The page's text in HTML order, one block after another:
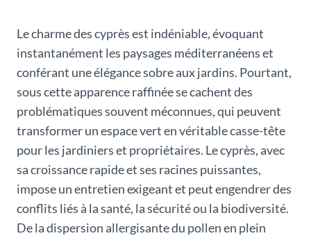
Le charme des cyprès est indéniable, évoquant
instantanément les paysages méditerranéens et
conférant une élégance sobre aux jardins. Pourtant,
sous cette apparence raffinée se cachent des
problématiques souvent méconnues, qui peuvent
transformer un espace vert en véritable casse-tête
pour les jardiniers et propriétaires. Le cyprès, avec
sa croissance rapide et ses racines puissantes,
impose un entretien exigeant et peut engendrer des
conflits liés à la santé, la sécurité ou la biodiversité.
De la dispersion allergisante du pollen en plein